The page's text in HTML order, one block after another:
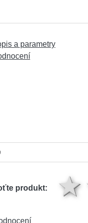
a parametry
produkt: